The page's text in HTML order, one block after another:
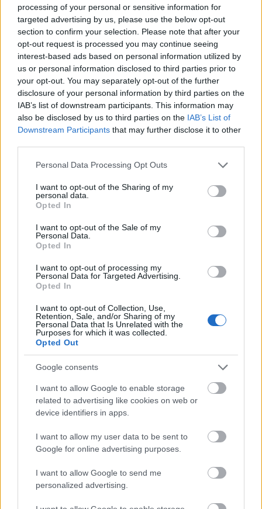
processing of your personal or sensitive information for
targeted advertising by us, please use the below opt-out
section to confirm your selection. Please note that after your
opt-out request is processed you may continue seeing
interest-based ads based on personal information utilized by
us or personal information disclosed to third parties prior to
your opt-out. You may separately opt-out of the further
disclosure of your personal information by third parties on the
IAB’s list of downstream participants. This information may
also be disclosed by us to third parties on the IAB’s List of
Downstream Participants that may further disclose it to other
Please note that this website/app uses one or more Google
not limited to your visit or usage behaviour. You may click to
grant or deny consent to Google and its third-party tags to
use your data for below specified purposes in below Google
consent section.
Personal Data Processing Opt Outs
I want to opt-out of the Sharing of my
personal data.
Opted In
I want to opt-out of the Sale of my
Personal Data.
Opted In
I want to opt-out of processing my
Personal Data for Targeted Advertising.
Opted In
I want to opt-out of Collection, Use,
Retention, Sale, and/or Sharing of my
Personal Data that Is Unrelated with the
Purposes for which it was collected.
Opted Out
Google consents
I want to allow Google to enable storage
related to advertising like cookies on web or
device identifiers in apps.
I want to allow my user data to be sent to
Google for online advertising purposes.
I want to allow Google to send me
personalized advertising.
bemutatkozást kísérő kiállítást és a magyar
animáció múltját, jelenét bemutató kiadványt.
Mikulás Ferenc, aki szakmai koordinátora is a
magyar megjelenésnek, felidézte, hogy az
intenzívebb japán-magyar animációs
kapcsolatok a 80-as évek elejére nyúlnak
vissza. Az elmúlt évtizedekben több magyar
sorozatot, köztük aVízipók-csodapókotés a
Magyar népmeséketis megvásárolták és
bemutatták Japánban.
SZEMBE MERSZ NÉZNI AZZAL, AKIVÉ
VÁLHATTÁL VOLNA?
ONE MORE LIKE: A MAGYAR SPORTDRÁMA, AMI
MEGHÓDÍTOTTA LAS VEGAST IS